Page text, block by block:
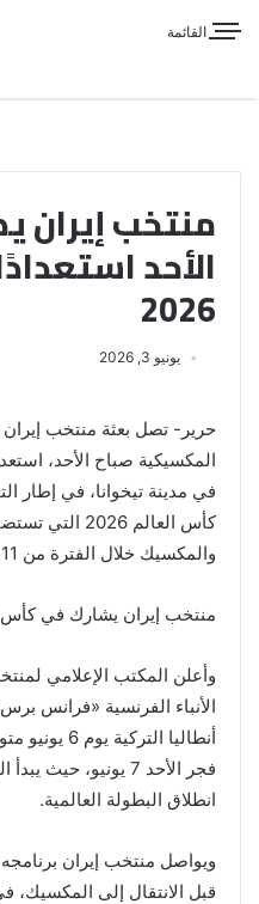
القائمة
منتخب
الأحد
2026
يونيو 3, 2026
حرير- تصل بعثة منتخب إيران
المكسيكية صباح الأحد،
في مدينة تيخوانا، في إطار
كأس العالم
والمكسيك خلال الفترة من 11 يونيو حتى 19 يوليو المقبل.
منتخب إيران يشارك في كأس
وأعلن المكتب الإعلامي
الأنباء الفرنسية «فرانس
أنطاليا
فجر الأحد 7 يونيو،
انطلاق البطولة العالمية.
ويواصل منتخب إيران
قبل الانتقال إلى المكسيك،